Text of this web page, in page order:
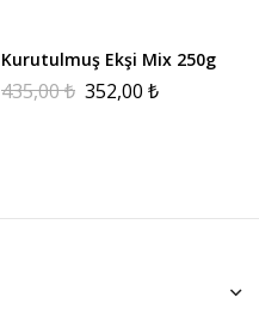
Kurutulmuş Ekşi Mix 250g
435,00₺ 352,00 ₺